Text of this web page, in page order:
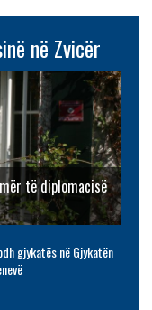
në Zvicër
të diplomacisë
gjykatës në Gjykatën